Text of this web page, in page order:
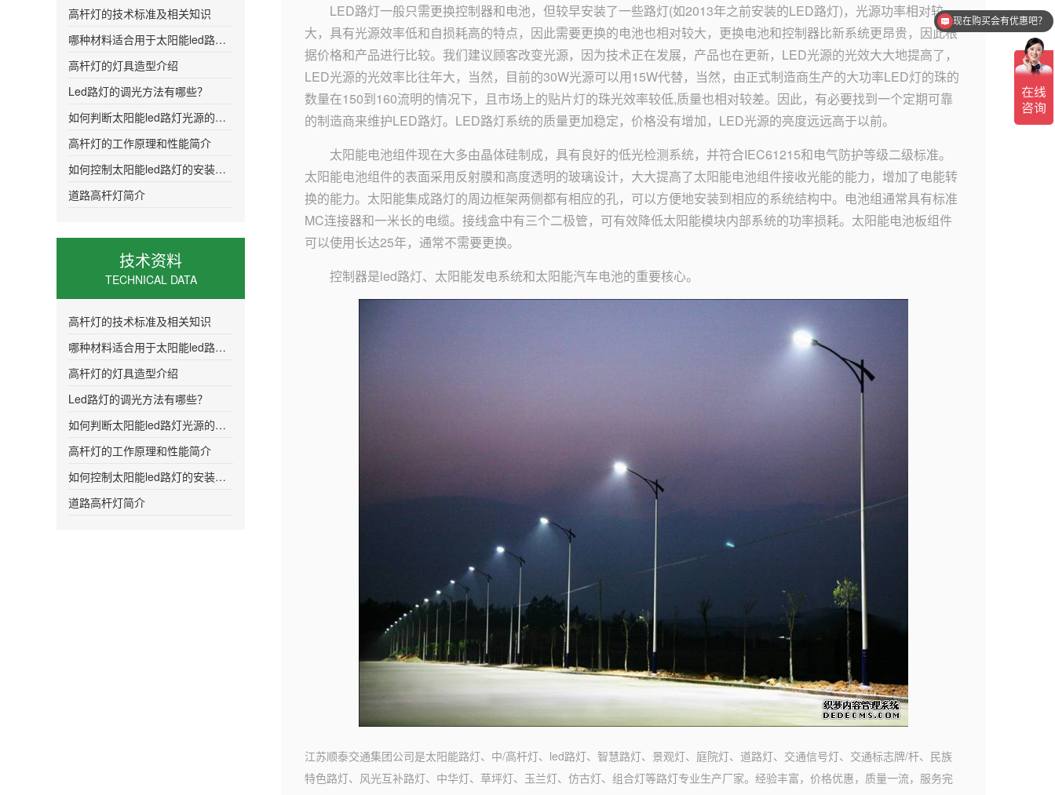
高杆灯的技术标准及相关知识
哪种材料适合用于太阳能led路灯的灯头
高杆灯的灯具造型介绍
Led路灯的调光方法有哪些？
如何判断太阳能led路灯光源的质量
高杆灯的工作原理和性能简介
如何控制太阳能led路灯的安装距离更加合
道路高杆灯简介
技术资料
TECHNICAL DATA
高杆灯的技术标准及相关知识
哪种材料适合用于太阳能led路灯的灯头
高杆灯的灯具造型介绍
Led路灯的调光方法有哪些？
如何判断太阳能led路灯光源的质量
高杆灯的工作原理和性能简介
如何控制太阳能led路灯的安装距离更加合
道路高杆灯简介
LED路灯一般只需更换控制器和电池，但较早安装了一些路灯(如2013年之前安装的LED路灯)，光源功率相对较
大，具有光源效率低和自损耗高的特点，因此需要更换的电池也相对较大，更换电池和控制器比新系统更昂贵，因此根
据价格和产品进行比较。我们建议顾客改变光源，因为技术正在发展，产品也在更新，LED光源的光效大大地提高了，
LED光源的光效率比往年大，当然，目前的30W光源可以用15W代替，当然，由正式制造商生产的大功率LED灯的珠的
数量在150到160流明的情况下，且市场上的贴片灯的珠光效率较低,质量也相对较差。因此，有必要找到一个定期可靠
的制造商来维护LED路灯。LED路灯系统的质量更加稳定，价格没有增加，LED光源的亮度远远高于以前。
太阳能电池组件现在大多由晶体硅制成，具有良好的低光检测系统，并符合IEC61215和电气防护等级二级标准。
太阳能电池组件的表面采用反射膜和高度透明的玻璃设计，大大提高了太阳能电池组件接收光能的能力，增加了电能转
换的能力。太阳能集成路灯的周边框架两侧都有相应的孔，可以方便地安装到相应的系统结构中。电池组通常具有标准
MC连接器和一米长的电缆。接线盒中有三个二极管，可有效降低太阳能模块内部系统的功率损耗。太阳能电池板组件
可以使用长达25年，通常不需要更换。
控制器是led路灯、太阳能发电系统和太阳能汽车电池的重要核心。
江苏顺泰交通集团公司是太阳能路灯、中/高杆灯、led路灯、智慧路灯、景观灯、庭院灯、道路灯、交通信号灯、交通标志牌/杆、民族
特色路灯、风光互补路灯、中华灯、草坪灯、玉兰灯、仿古灯、组合灯等路灯专业生产厂家。经验丰富，价格优惠，质量一流，服务完
现在购买会有优惠吧？